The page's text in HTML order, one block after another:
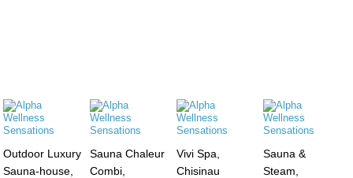
Outdoor Luxury
Sauna-house,
Sauna Chaleur
Combi,
Vivi Spa,
Chisinau
Sauna &
Steam,